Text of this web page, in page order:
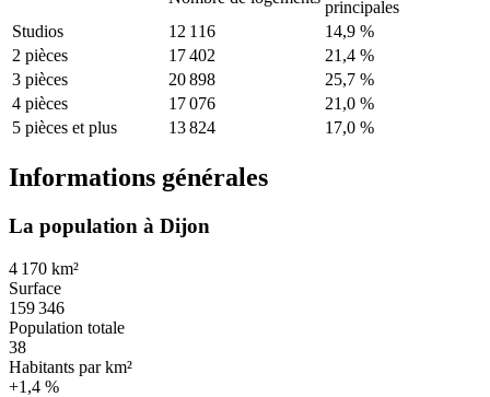
principales
Studios
12 116
14,9 %
2 pièces
17 402
21,4 %
3 pièces
20 898
25,7 %
4 pièces
17 076
21,0 %
5 pièces et plus
13 824 17,0 %
Informations générales
La population à Dijon
4 170 km²
Surface
159 346
Population totale
38
Habitants par km²
+1,4 %